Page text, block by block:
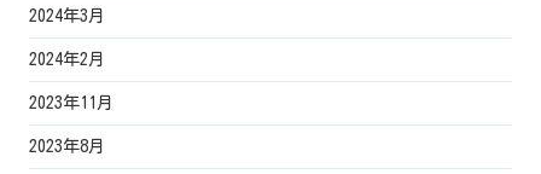
2024年3月
2024年2月
2023年11月
2023年8月